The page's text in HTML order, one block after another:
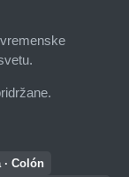
· Colón